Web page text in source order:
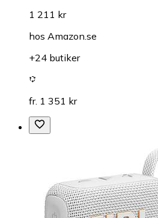
1 211 kr
hos Amazon.se
+24 butiker
fr. 1 351 kr